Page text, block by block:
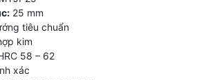
25 mm
tiêu chuẩn
kim
58 – 62
xác